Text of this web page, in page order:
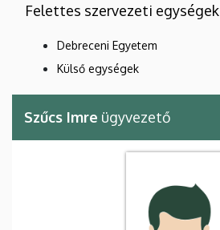
Felettes szervezeti egységek
Debreceni Egyetem
Külső egységek
Szűcs Imre ügyvezető